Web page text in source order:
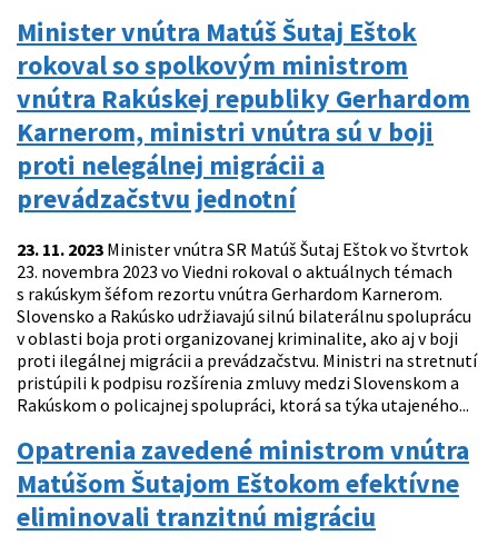
Minister vnútra Matúš Šutaj Eštok
rokoval so spolkovým ministrom
vnútra Rakúskej republiky Gerhardom
Karnerom, ministri vnútra sú v boji
proti nelegálnej migrácii a
prevádzačstvu jednotní
23. 11. 2023 Minister vnútra SR Matúš Šutaj Eštok vo štvrtok
23. novembra 2023 vo Viedni rokoval o aktuálnych témach
s rakúskym šéfom rezortu vnútra Gerhardom Karnerom.
Slovensko a Rakúsko udržiavajú silnú bilaterálnu spoluprácu
v oblasti boja proti organizovanej kriminalite, ako aj v boji
proti ilegálnej migrácii a prevádzačstvu. Ministri na stretnutí
pristúpili k podpisu rozšírenia zmluvy medzi Slovenskom a
Rakúskom o policajnej spolupráci, ktorá sa týka utajeného...
Opatrenia zavedené ministrom vnútra
Matúšom Šutajom Eštokom efektívne
eliminovali tranzitnú migráciu